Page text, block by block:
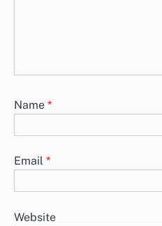
Name *
Email *
Website